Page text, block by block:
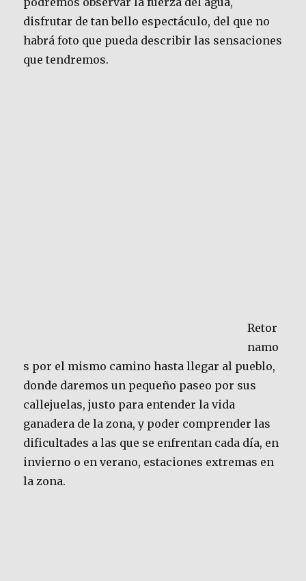
disfrutar de tan bello espectáculo, del que no
habrá foto que pueda describir las sensaciones
que tendremos.
Retor
namo
s por el mismo camino hasta llegar al pueblo,
donde daremos un pequeño paseo por sus
callejuelas, justo para entender la vida
ganadera de la zona, y poder comprender las
dificultades a las que se enfrentan cada día, en
invierno o en verano, estaciones extremas en
la zona.